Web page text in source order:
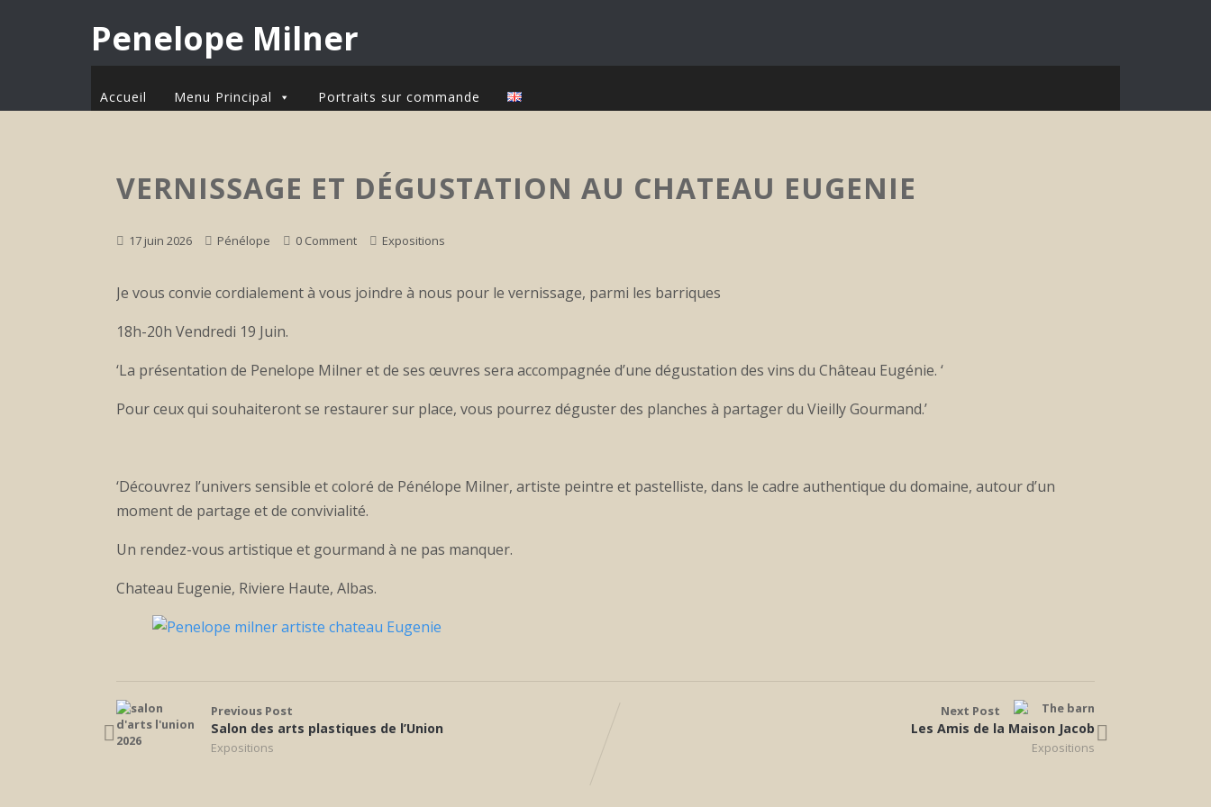
Penelope Milner
Accueil Menu Principal Portraits sur commande
VERNISSAGE ET DÉGUSTATION AU CHATEAU EUGENIE
17 juin 2026 Pénélope 0 Comment Expositions
Je vous convie cordialement à vous joindre à nous pour le vernissage, parmi les barriques
18h-20h Vendredi 19 Juin.
‘La présentation de Penelope Milner et de ses œuvres sera accompagnée d’une dégustation des vins du Château Eugénie. ‘
Pour ceux qui souhaiteront se restaurer sur place, vous pourrez déguster des planches à partager du Vieilly Gourmand.’
‘Découvrez l’univers sensible et coloré de Pénélope Milner, artiste peintre et pastelliste, dans le cadre authentique du domaine, autour d’un
moment de partage et de convivialité.
Un rendez-vous artistique et gourmand à ne pas manquer.
Chateau Eugenie, Riviere Haute, Albas.
Previous Post
Salon des arts plastiques de l’Union
Expositions
Next Post
Les Amis de la Maison Jacob
Expositions